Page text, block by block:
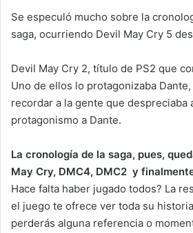
Se especuló mucho sobre la
saga, ocurriendo Devil May Cry 5
Devil May Cry 2, título de PS2 que
Uno de ellos lo protagonizaba
recordar a la gente que despreciaba
protagonismo a Dante.
La cronología de la saga, pues,
May Cry, DMC4, DMC2 y
Hace falta haber jugado todos? La
el juego te ofrece ver toda su
perderás alguna referencia o